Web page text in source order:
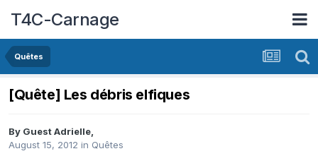
T4C-Carnage
Quêtes
[Quête] Les débris elfiques
By Guest Adrielle,
August 15, 2012 in Quêtes